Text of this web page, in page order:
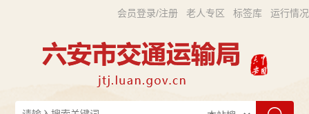
会员登录/注册 老人专区 标签库 运行情况